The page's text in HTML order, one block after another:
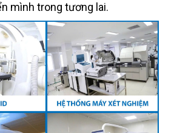
mình trong tương lai.